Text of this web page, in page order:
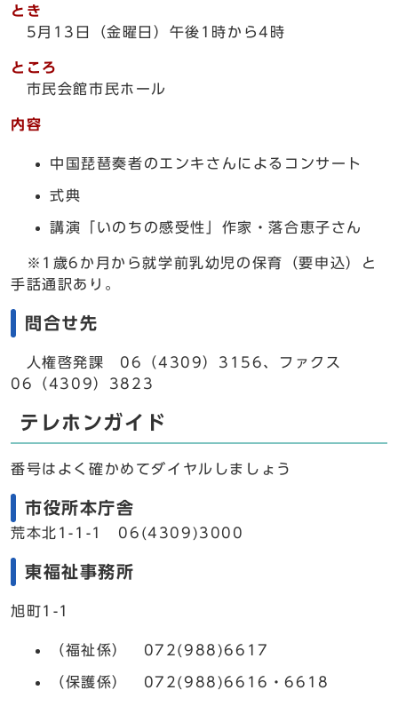
とき
5月13日（金曜日）午後1時から4時
ところ
市民会館市民ホール
内容
中国琵琶奏者のエンキさんによるコンサート
式典
講演「いのちの感受性」作家・落合恵子さん
※1歳6か月から就学前乳幼児の保育（要申込）と
手話通訳あり。
問合せ先
人権啓発課 06（4309）3156、ファクス
06（4309）3823
テレホンガイド
番号はよく確かめてダイヤルしましょう
市役所本庁舎
荒本北1-1-1 06(4309)3000
東福祉事務所
旭町1-1
（福祉係） 072(988)6617
（保護係） 072(988)6616・6618